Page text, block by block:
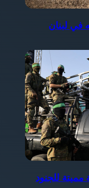
في لبنان
للجنود